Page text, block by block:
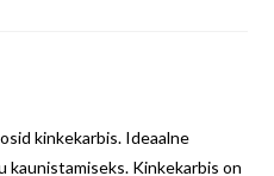
kinkekarbis. Ideaalne
kaunistamiseks. Kinkekarbis on